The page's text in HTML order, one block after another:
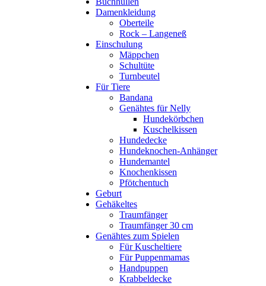
Damenkleidung
Oberteile
Rock – Langeneß
Einschulung
Mäppchen
Schultüte
Turnbeutel
Für Tiere
Bandana
Genähtes für Nelly
Hundekörbchen
Kuschelkissen
Hundedecke
Hundeknochen-Anhänger
Hundemantel
Knochenkissen
Pfötchentuch
Geburt
Gehäkeltes
Traumfänger
Traumfänger 30 cm
Genähtes zum Spielen
Für Kuscheltiere
Für Puppenmamas
Handpuppen
Krabbeldecke